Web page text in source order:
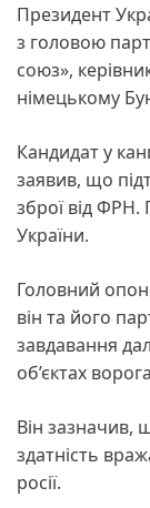
Президент
з головою
союз»,
німецькому
Кандидат у
заявив, що
зброї від ФРН.
України.
Головний
він та його
завдавання
об’єктах
Він зазначив,
здатність
росії.